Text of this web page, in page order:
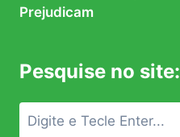
Prejudicam
Pesquise no site: